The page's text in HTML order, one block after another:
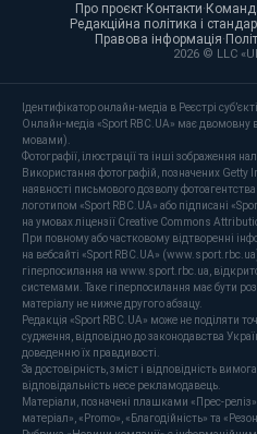
Про проєкт· Контакти·
Редакційна політика і
Правова інформація·
2026 © LLC
Ідентифікатор онлайн-медіа в Реєстрі
Онлайн-медіа «Sport RBC.UA» має двомовну
мовами).
Фотографії, ілюстрації та інші зображення
Використання фотографій, позначених Getty
наявності письмового дозволу
логотипом «Sport RBC.UA» або підписані
на умовах ліцензії Creative Commons
При повному або частковому відтворенні
на вебсайті «Sport RBC.UA»
гіперпосилання на www.sport.rbc.ua,
системами. Таке гіперпосилання має бути
матеріалу не нижче другого абзацу.
Редакція «Sport RBC.UA» може не поділяти
судження, відповідно до законодавства
доведенню їх правдивості.
За достовірність, зміст і відповідність
відповідальність несе рекламодавець.
Матеріали, позначені плашками «Прес-
матеріал», «Promo», «Благодійність» та